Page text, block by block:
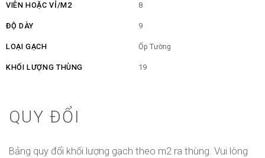
VIÊN HOẶC VỈ/M2 8
ĐỘ DÀY 9
LOẠI GẠCH Ốp Tường
KHỐI LƯỢNG THÙNG 19
QUY ĐỔI
Bảng quy đổi khối lượng gạch theo m2 ra thùng. Vui lòng